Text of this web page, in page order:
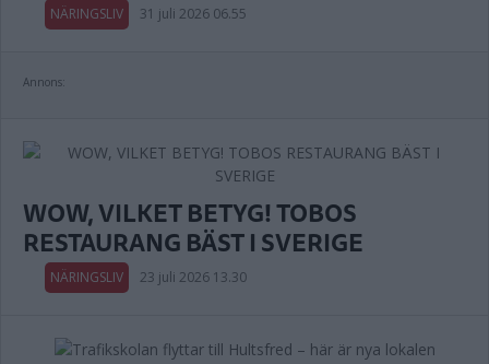
NÄRINGSLIV 31 juli 2026 06.55
Annons:
WOW, VILKET BETYG! TOBOS
RESTAURANG BÄST I SVERIGE
NÄRINGSLIV 23 juli 2026 13.30